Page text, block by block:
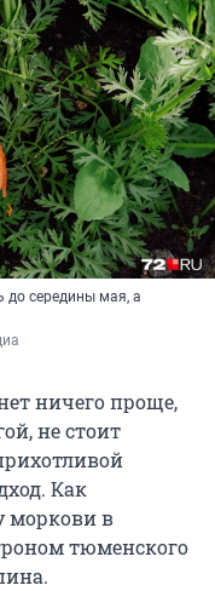
до середины мая, а
ничего проще,
не стоит
Как
моркови в
тюменского